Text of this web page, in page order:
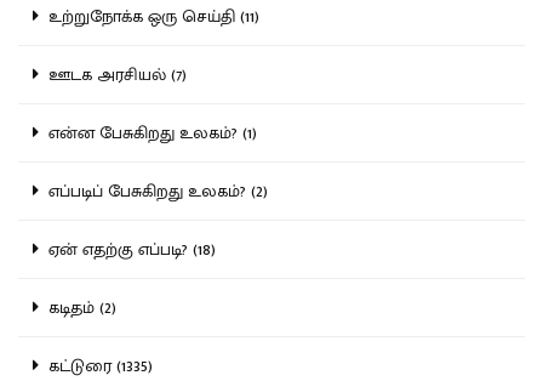
உற்றுநோக்க ஒரு செய்தி (11)
ஊடக அரசியல் (7)
என்ன பேசுகிறது உலகம்? (1)
எப்படிப் பேசுகிறது உலகம்? (2)
ஏன் எதற்கு எப்படி? (18)
கடிதம் (2)
கட்டுரை (1335)